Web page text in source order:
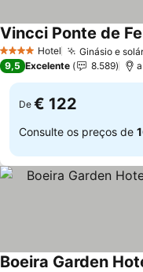
4 EstrelasHotel Ginásio e
Vincci Ponte de
9,5 Excelente 8.589
De € 122
Consulte os preços de